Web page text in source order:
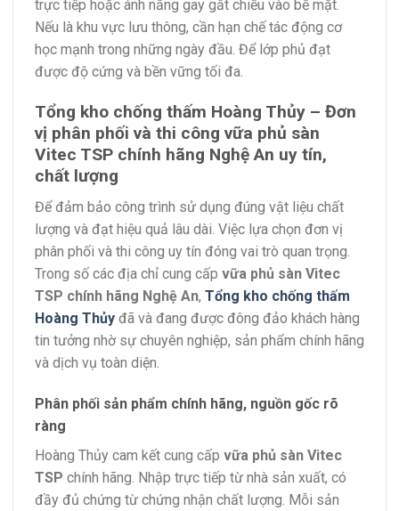
trực tiếp hoặc ánh nắng gay gắt chiếu vào bề mặt.
Nếu là khu vực lưu thông, cần hạn chế tác động cơ
học mạnh trong những ngày đầu. Để lớp phủ đạt
được độ cứng và bền vững tối đa.
Tổng kho chống thấm Hoàng Thủy – Đơn
vị phân phối và thi công vữa phủ sàn
Vitec TSP chính hãng Nghệ An uy tín,
chất lượng
Để đảm bảo công trình sử dụng đúng vật liệu chất
lượng và đạt hiệu quả lâu dài. Việc lựa chọn đơn vị
phân phối và thi công uy tín đóng vai trò quan trọng.
Trong số các địa chỉ cung cấp vữa phủ sàn Vitec
TSP chính hãng Nghệ An, Tổng kho chống thấm
Hoàng Thủy đã và đang được đông đảo khách hàng
tin tưởng nhờ sự chuyên nghiệp, sản phẩm chính hãng
và dịch vụ toàn diện.
Phân phối sản phẩm chính hãng, nguồn gốc rõ
ràng
Hoàng Thủy cam kết cung cấp vữa phủ sàn Vitec
TSP chính hãng. Nhập trực tiếp từ nhà sản xuất, có
đầy đủ chứng từ chứng nhận chất lượng. Mỗi sản